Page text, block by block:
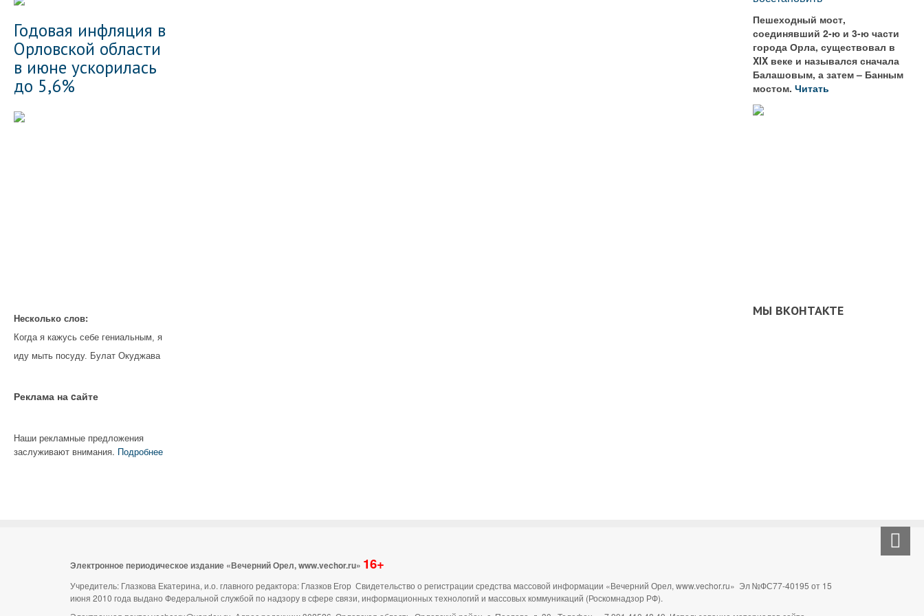
Годовая инфляция в
Орловской области
в июне ускорилась
до 5,6%
Несколько слов:
Когда я кажусь себе гениальным, я
иду мыть посуду. Булат Окуджава
Реклама на cайте
Наши рекламные предложения
заслуживают внимания. Подробнее
Пешеходный мост,
соединявший 2-ю и 3-ю части
города Орла, существовал в
XIX веке и назывался сначала
Балашовым, а затем – Банным
мостом.Читать
МЫ ВКОНТАКТЕ
Электронное периодическое издание «Вечерний Орел, www.vechor.ru» 16+
Учредитель: Глазкова Екатерина, и.о. главного редактора: Глазков Егор Свидетельство о регистрации средства массовой информации «Вечерний Орел, www.vechor.ru» Эл №ФС77-40195 от 15
июня 2010 года выдано Федеральной службой по надзору в сфере связи, информационных технологий и массовых коммуникаций (Роскомнадзор РФ).